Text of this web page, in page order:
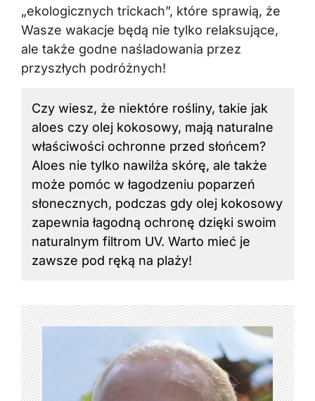
„ekologicznych trickach”, które sprawią, że
Wasze wakacje będą nie tylko relaksujące,
ale także godne naśladowania przez
przyszłych podróżnych!
Czy wiesz, że niektóre rośliny, takie jak
aloes czy olej kokosowy, mają naturalne
właściwości ochronne przed słońcem?
Aloes nie tylko nawilża skórę, ale także
może pomóc w łagodzeniu poparzeń
słonecznych, podczas gdy olej kokosowy
zapewnia łagodną ochronę dzięki swoim
naturalnym filtrom UV. Warto mieć je
zawsze pod ręką na plaży!